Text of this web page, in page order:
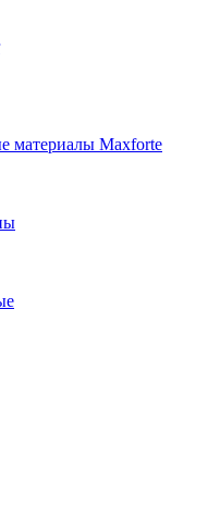
материалы Maxforte